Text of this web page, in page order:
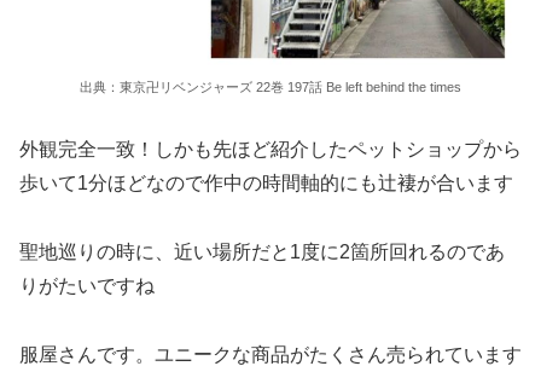
出典：東京卍リベンジャーズ 22巻 197話 Be left behind the times
外観完全一致！しかも先ほど紹介したペットショップから
歩いて1分ほどなので作中の時間軸的にも辻褄が合います
聖地巡りの時に、近い場所だと1度に2箇所回れるのであ
りがたいですね
服屋さんです。ユニークな商品がたくさん売られています